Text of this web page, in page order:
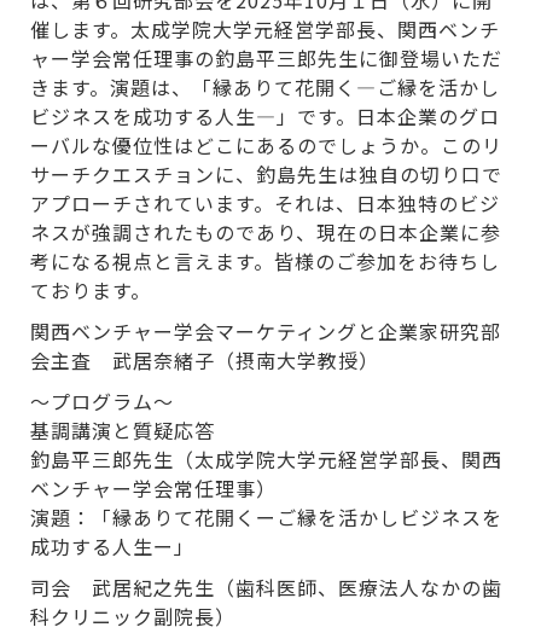
催します。太成学院大学元経営学部長、関西ベンチ
ャー学会常任理事の釣島平三郎先生に御登場いただ
きます。演題は、「縁ありて花開く―ご縁を活かし
ビジネスを成功する人生―」です。日本企業のグロ
ーバルな優位性はどこにあるのでしょうか。このリ
サーチクエスチョンに、釣島先生は独自の切り口で
アプローチされています。それは、日本独特のビジ
ネスが強調されたものであり、現在の日本企業に参
考になる視点と言えます。皆様のご参加をお待ちし
ております。
関西ベンチャー学会マーケティングと企業家研究部
会主査 武居奈緒子（摂南大学教授）
～プログラム～
基調講演と質疑応答
釣島平三郎先生（太成学院大学元経営学部長、関西
ベンチャー学会常任理事）
演題：「縁ありて花開くーご縁を活かしビジネスを
成功する人生ー」
司会 武居紀之先生（歯科医師、医療法人なかの歯
科クリニック副院長）